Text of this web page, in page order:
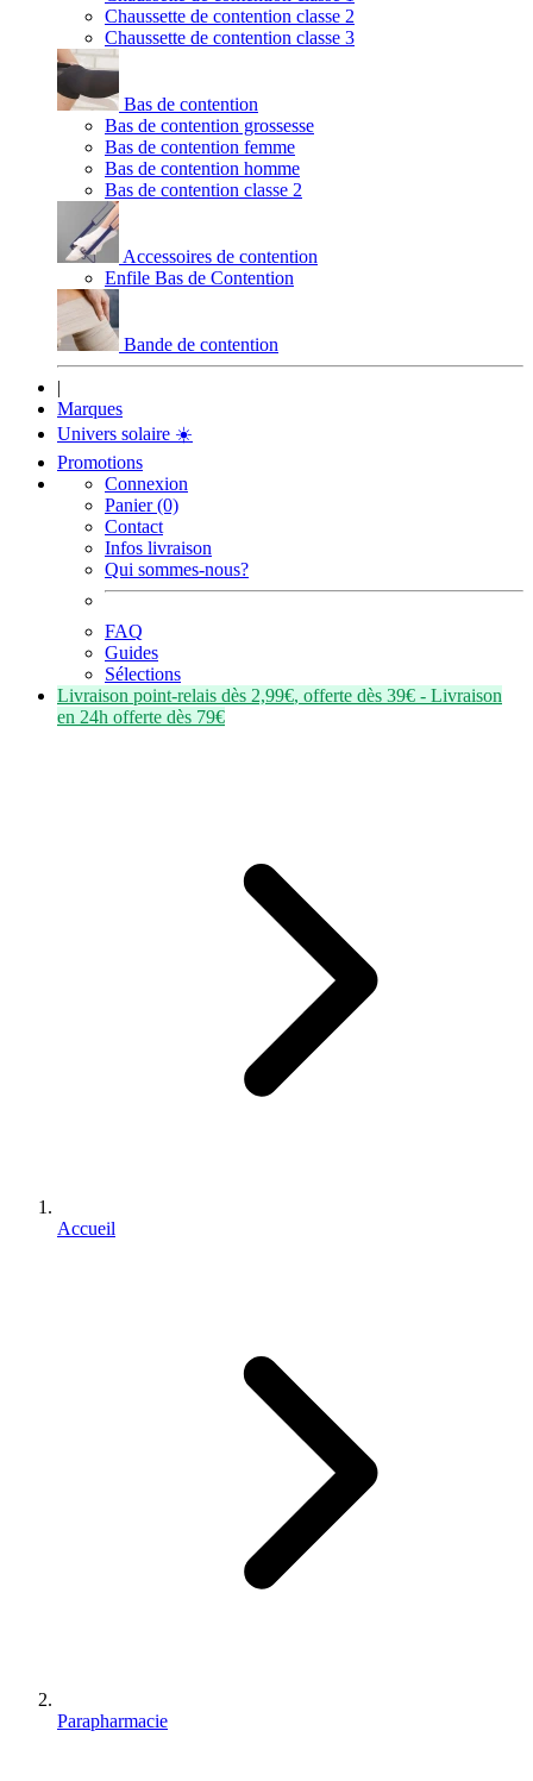
Chaussette de contention classe 2
Chaussette de contention classe 3
Bas de contention
Bas de contention grossesse
Bas de contention femme
Bas de contention homme
Bas de contention classe 2
Accessoires de contention
Enfile Bas de Contention
Bande de contention
|
Marques
Univers solaire ☀️
Promotions
Connexion
Panier (0)
Contact
Infos livraison
Qui sommes-nous?
FAQ
Guides
Sélections
Livraison point-relais dès 2,99€, offerte dès 39€ - Livraison
en 24h offerte dès 79€
Accueil
Parapharmacie